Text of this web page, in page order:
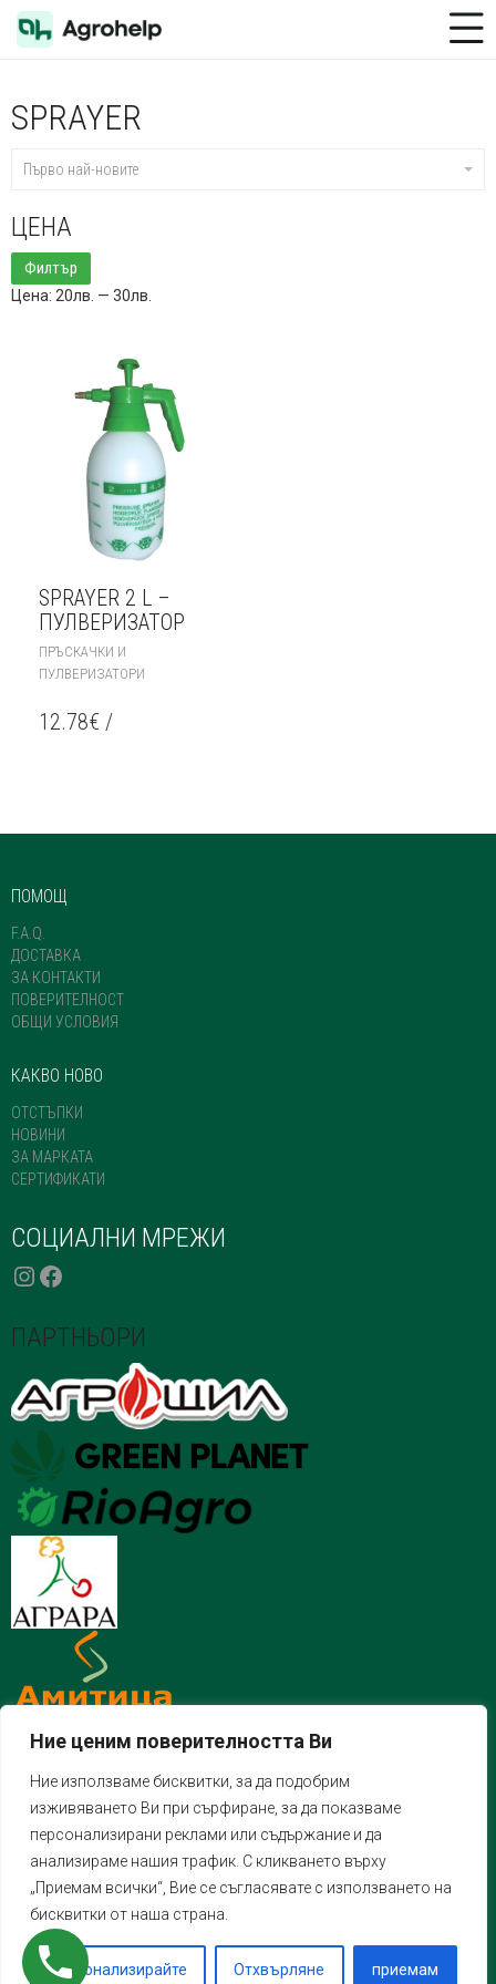
Ние ценим поверителността Ви
Ние използваме бисквитки, за да подобрим
изживяването Ви при сърфиране, за да показваме
персонализирани реклами или съдържание и да
анализираме нашия трафик. С кликването върху
„Приемам всички“, Вие се съгласявате с използването на
бисквитки от наша страна.
Персонализирайте Отхвърляне приемам
Toggle Menu
SPRAYER
Първо най-новите
ЦЕНА
Минимална
цена
Максимална
цена
Филтър
Цена: 20лв. — 30лв.
SPRAYER 2 L –
ПУЛВЕРИЗАТОР
ПРЪСКАЧКИ И
ПУЛВЕРИЗАТОРИ
12.78€ /
ПОМОЩ
F.A.Q.
ДОСТАВКА
ЗА КОНТАКТИ
ПОВЕРИТЕЛНОСТ
ОБЩИ УСЛОВИЯ
КАКВО НОВО
ОТСТЪПКИ
НОВИНИ
ЗА МАРКАТА
СЕРТИФИКАТИ
СОЦИАЛНИ МРЕЖИ
INSTAGRAM
FACEBOOK
ПАРТНЬОРИ